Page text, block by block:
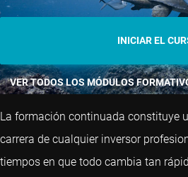
INICIAR EL
VER TODOS LOS MÓDULOS
La formación continuada constituye
carrera de cualquier inversor
tiempos en que todo cambia tan